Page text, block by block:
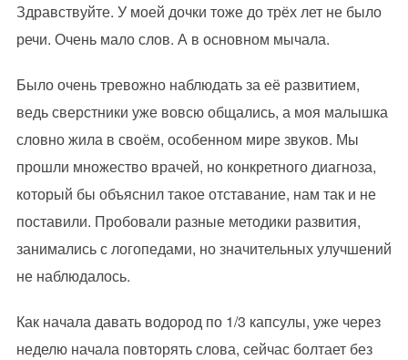
Здравствуйте. У моей дочки тоже до трёх лет не было
речи. Очень мало слов. А в основном мычала.
Было очень тревожно наблюдать за её развитием,
ведь сверстники уже вовсю общались, а моя малышка
словно жила в своём, особенном мире звуков. Мы
прошли множество врачей, но конкретного диагноза,
который бы объяснил такое отставание, нам так и не
поставили. Пробовали разные методики развития,
занимались с логопедами, но значительных улучшений
не наблюдалось.
Как начала давать водород по 1/3 капсулы, уже через
неделю начала повторять слова, сейчас болтает без